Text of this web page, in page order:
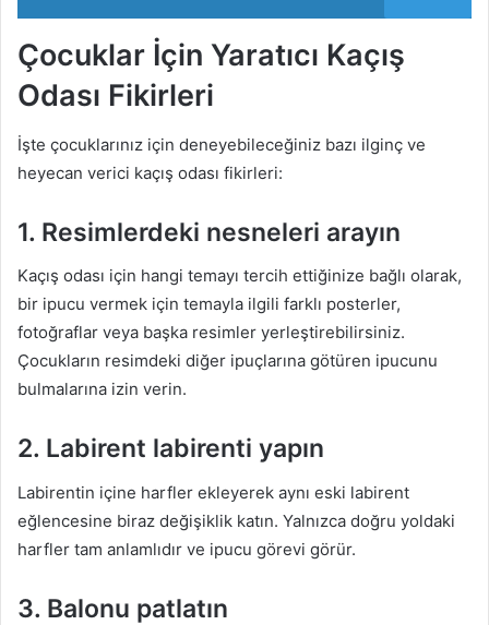
Çocuklar İçin Yaratıcı Kaçış
Odası Fikirleri
İşte çocuklarınız için deneyebileceğiniz bazı ilginç ve
heyecan verici kaçış odası fikirleri:
1. Resimlerdeki nesneleri arayın
Kaçış odası için hangi temayı tercih ettiğinize bağlı olarak,
bir ipucu vermek için temayla ilgili farklı posterler,
fotoğraflar veya başka resimler yerleştirebilirsiniz.
Çocukların resimdeki diğer ipuçlarına götüren ipucunu
bulmalarına izin verin.
2. Labirent labirenti yapın
Labirentin içine harfler ekleyerek aynı eski labirent
eğlencesine biraz değişiklik katın. Yalnızca doğru yoldaki
harfler tam anlamlıdır ve ipucu görevi görür.
3. Balonu patlatın